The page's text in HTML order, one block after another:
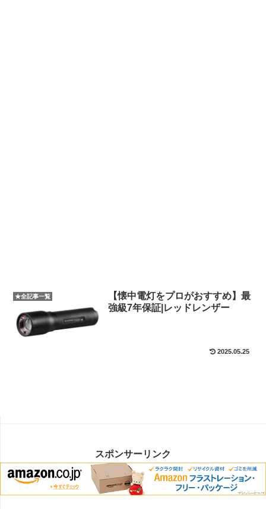
★全記事一覧
【懐中電灯をプロがおすすめ】最
強級7年保証|レッドレンザー
2025.05.25
スポンサーリンク